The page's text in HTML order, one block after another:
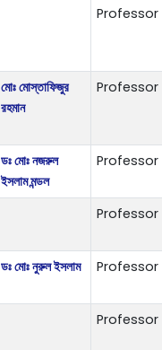
Professor
মোঃ মোস্তাফিজুর
রহমান
Professor
ডঃ মোঃ নজরুল
ইসলাম মন্ডল
Professor
Professor
ডঃ মোঃ নুরুল ইসলাম Professor
Professor